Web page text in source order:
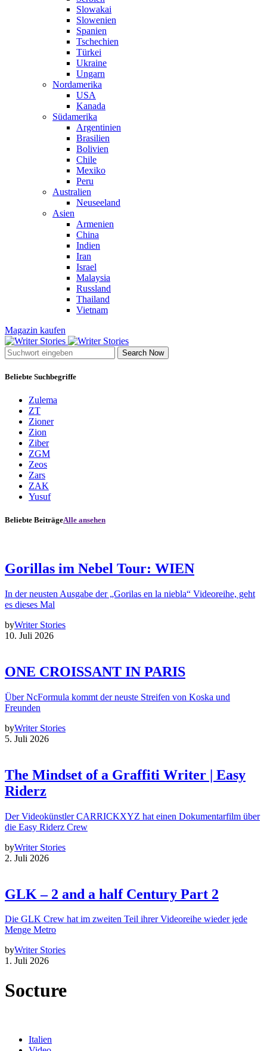
Slowakai
Slowenien
Spanien
Tschechien
Türkei
Ukraine
Ungarn
Nordamerika
USA
Kanada
Südamerika
Argentinien
Brasilien
Bolivien
Chile
Mexiko
Peru
Australien
Neuseeland
Asien
Armenien
China
Indien
Iran
Israel
Malaysia
Russland
Thailand
Vietnam
Magazin kaufen
Search Now
Beliebte Suchbegriffe
Zulema
ZT
Zioner
Zion
Ziber
ZGM
Zeos
Zars
ZAK
Yusuf
Beliebte BeiträgeAlle ansehen
Gorillas im Nebel Tour: WIEN
In der neusten Ausgabe der „Gorilas en la niebla“ Videoreihe, geht
es dieses Mal
byWriter Stories
10. Juli 2026
ONE CROISSANT IN PARIS
Über NcFormula kommt der neuste Streifen von Koska und
Freunden
byWriter Stories
5. Juli 2026
The Mindset of a Graffiti Writer | Easy
Riderz
Der Videokünstler CARRICKXYZ hat einen Dokumentarfilm über
die Easy Riderz Crew
byWriter Stories
2. Juli 2026
GLK – 2 and a half Century Part 2
Die GLK Crew hat im zweiten Teil ihrer Videoreihe wieder jede
Menge Metro
byWriter Stories
1. Juli 2026
Socture
Italien